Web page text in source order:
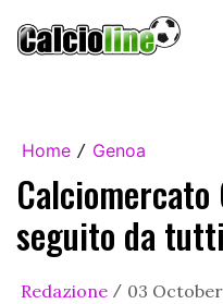
Home / Genoa
Calciomercato
seguito da tutti
Redazione / 03